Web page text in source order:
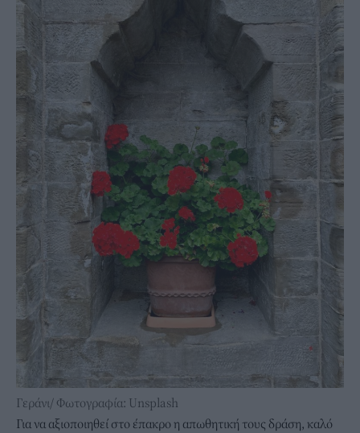
Γεράνι/ Φωτογραφία: Unsplash
Για να αξιοποιηθεί στο έπακρο η απωθητική τους δράση, καλό